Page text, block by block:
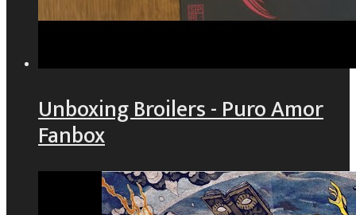
Unboxing Broilers - Puro Amor
Fanbox